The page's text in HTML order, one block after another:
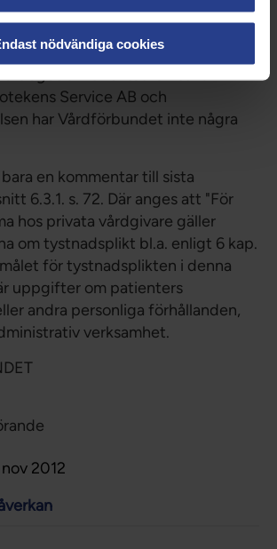
nödvändiga cookies
vårdgivare, Apotekens Service
Service AB och
har Vårdförbundet inte några
en kommentar till sista
6.3.1. s. 72. Där anges att "För
hos privata vårdgivare gäller
om tystnadsplikt bl.a. enligt 6 kap.
för tystnadsplikten i denna
uppgifter om patienters
andra personliga förhållanden,
verksamhet.
nov 2012